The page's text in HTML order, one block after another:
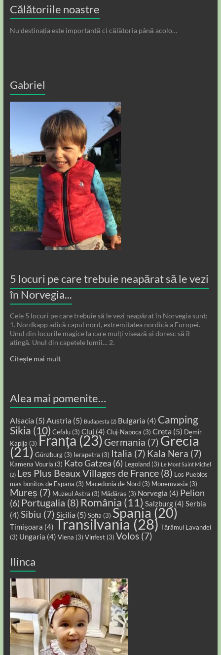
Călătoriile noastre
Nu destinația este importantă ci călătoria până acolo…
Gabriel
5 locuri pe care trebuie neapărat să le vezi
în Norvegia...
Cele 5 locuri pe care trebuie să le vezi neapărat în Norvegia sunt:
1. Nordkapp adică capul nord, extremitatea nordică a Europei.
Unul din locurile magice la care mulți visează și doresc să îl
atingă. Unul din capetele lumii… 2.
Citește mai mult
Alea mai pomenite…
Alsacia (5) Austria (5) Budapesta (2) Bulgaria (4) Camping
Sikia (10) Cefalu(3) Cluj (4) Cluj-Napoca (3) Creta (5) Demir
Kapija (3) Franța(23) Germania (7) Grecia
(21) Günzburg(3) Ierapetra (3) Italia (7) Kala Nera (7)
Kamena Vourla (3) Kato Gatzea (6) Legoland(3) Le Mont Saint Michel
(2) Les Plus Beaux Villages de France(8) Los Pueblos
mas bonitos de Espana (3) Macedonia de Nord(3) Monemvasia (3)
Mureș (7) Muzeul Astra (3) Mădăraș (3) Norvegia (4) Pelion
(6) Portugalia (8) România (11) Salzburg(4) Serbia
(4) Sibiu (7) Sicilia (5) Sofia (3) Spania (20)
Timișoara (4) Transilvania (28) Tărâmul Lavandei
(3) Ungaria (4) Viena (3) Vinfest(3) Volos(7)
Ilinca